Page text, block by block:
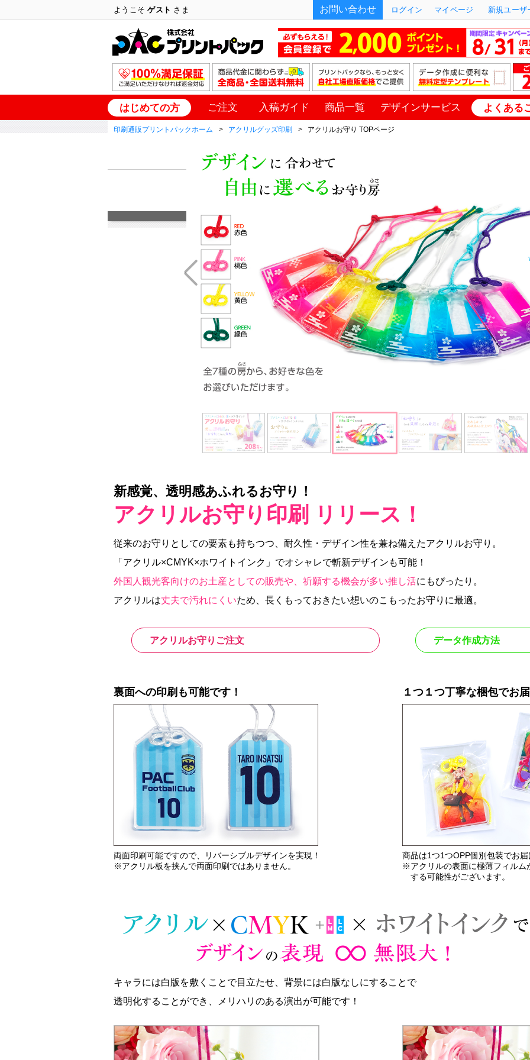
ようこそゲスト さま お問い合わせ ログイン マイページ 新規ユーザ
はじめての方 ご注文 入稿ガイド 商品一覧 デザインサービス よくある
印刷通販プリントパックホーム アクリルグッズ印刷 アクリルお守り TOPページ
新感覚、透明感あふれるお守り！
アクリルお守り印刷 リリース！
従来のお守りとしての要素も持ちつつ、耐久性・デザイン性を兼ね備えたアクリルお守り。
「アクリル×CMYK×ホワイトインク」でオシャレで斬新デザインも可能！
外国人観光客向けのお土産としての販売や、祈願する機会が多い推し活にもぴったり。
アクリルは丈夫で汚れにくいため、長くもっておきたい想いのこもったお守りに最適。
アクリルお守りご注文 データ作成方法
裏面への印刷も可能です！
両面印刷可能ですので、リバーシブルデザインを実現！
※アクリル板を挟んで両面印刷ではありません。
１つ１つ丁寧な梱包でお
商品は1つ1つOPP個別包装でお
※アクリルの表面に極薄フィルム
する可能性がございます。
キャラには白版を敷くことで目立たせ、背景には白版なしにすることで
透明化することができ、メリハリのある演出が可能です！